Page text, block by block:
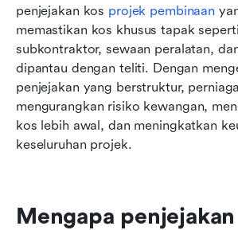
penjejakan kos projek pembinaan
memastikan kos khusus tapak
subkontraktor, sewaan peralatan,
dipantau dengan teliti. Dengan
penjejakan yang berstruktur,
mengurangkan risiko kewangan,
kos lebih awal, dan meningkatkan
keseluruhan projek.
Mengapa